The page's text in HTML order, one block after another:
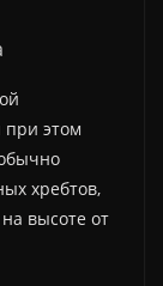
при этом
хребтов,
высоте от